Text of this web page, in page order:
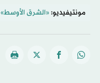
مونتيفيديو: «الشرق الأوسط»